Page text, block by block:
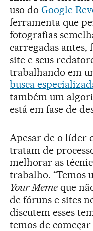
uso do Google
ferramenta que
fotografias
carregadas
site e seus
trabalhando em
busca
também um
está em fase de
Apesar de o líder
tratam de
melhorar as
trabalho. “Temos
Your Memeque
de fóruns e sites
discutem esses
temos de começar